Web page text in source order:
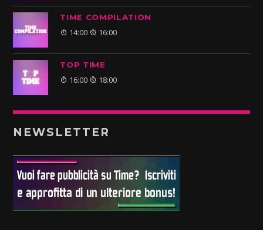
TIME COMPILATION
14:00 16:00
TOP TIME
16:00 18:00
NEWSLETTER